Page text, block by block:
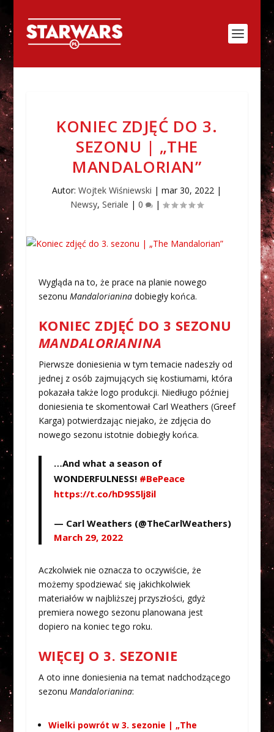
KONIEC ZDJĘĆ DO 3.
SEZONU | „THE
MANDALORIAN”
Autor:Wojtek Wiśniewski |mar 30, 2022 |
Newsy,Seriale |0 |
Wygląda na to, że prace na planie nowego
sezonu Mandalorianinadobiegły końca.
KONIEC ZDJĘĆ DO 3 SEZONU
MANDALORIANINA
Pierwsze doniesienia w tym temacie nadeszły od
jednej z osób zajmujących się kostiumami, która
pokazała także logo produkcji. Niedługo później
doniesienia te skomentował Carl Weathers (Greef
Karga) potwierdzając niejako, że zdjęcia do
nowego sezonu istotnie dobiegły końca.
…And what a season of
WONDERFULNESS! #BePeace
https://t.co/hD9S5lj8il
— Carl Weathers (@TheCarlWeathers)
March 29, 2022
Aczkolwiek nie oznacza to oczywiście, że
możemy spodziewać się jakichkolwiek
materiałów w najbliższej przyszłości, gdyż
premiera nowego sezonu planowana jest
dopiero na koniec tego roku.
WIĘCEJ O 3. SEZONIE
A oto inne doniesienia na temat nadchodzącego
sezonu Mandalorianina:
Wielki powrót w 3. sezonie | „The